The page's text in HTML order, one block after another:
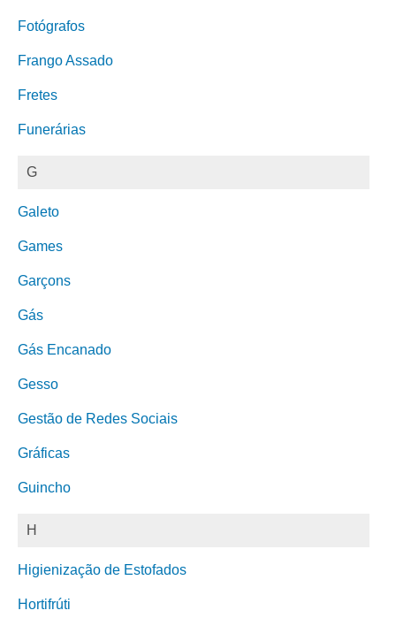
Fotógrafos
Frango Assado
Fretes
Funerárias
G
Galeto
Games
Garçons
Gás
Gás Encanado
Gesso
Gestão de Redes Sociais
Gráficas
Guincho
H
Higienização de Estofados
Hortifrúti